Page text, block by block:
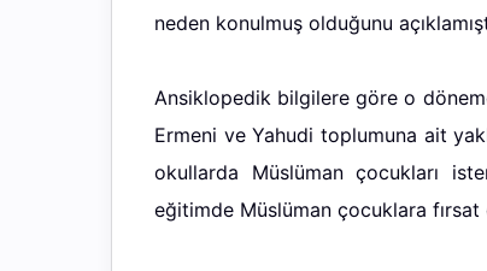
neden konulmuş olduğunu
Ansiklopedik bilgilere göre o
Ermeni ve Yahudi toplumuna ait
okullarda Müslüman çocukları
eğitimde Müslüman çocuklara